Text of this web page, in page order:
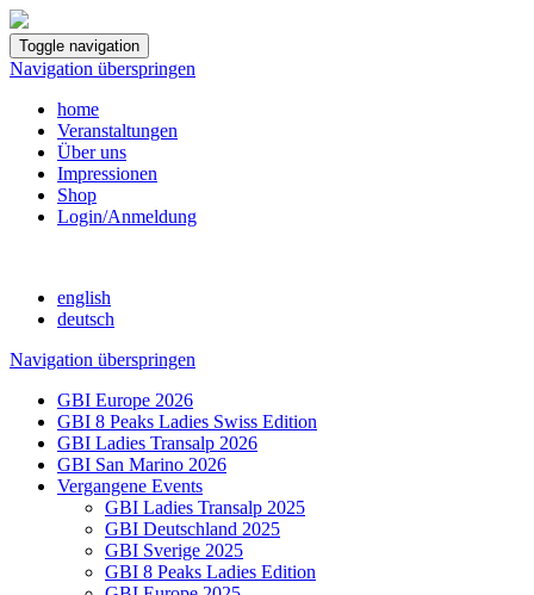
Toggle navigation
Navigation überspringen
home
Veranstaltungen
Über uns
Impressionen
Shop
Login/Anmeldung
english
deutsch
Navigation überspringen
GBI Europe 2026
GBI 8 Peaks Ladies Swiss Edition
GBI Ladies Transalp 2026
GBI San Marino 2026
Vergangene Events
GBI Ladies Transalp 2025
GBI Deutschland 2025
GBI Sverige 2025
GBI 8 Peaks Ladies Edition